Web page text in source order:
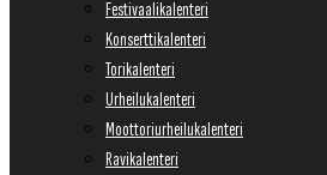
Festivaalikalenteri
Konserttikalenteri
Torikalenteri
Urheilukalenteri
Moottoriurheilukalenteri
Ravikalenteri